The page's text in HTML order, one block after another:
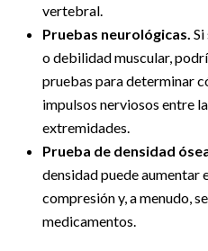
vertebral.
Pruebas neurológicas.
o debilidad muscular,
pruebas para determinar
impulsos nerviosos entre
extremidades.
Prueba de densidad
densidad puede aumentar
compresión y, a menudo,
medicamentos.